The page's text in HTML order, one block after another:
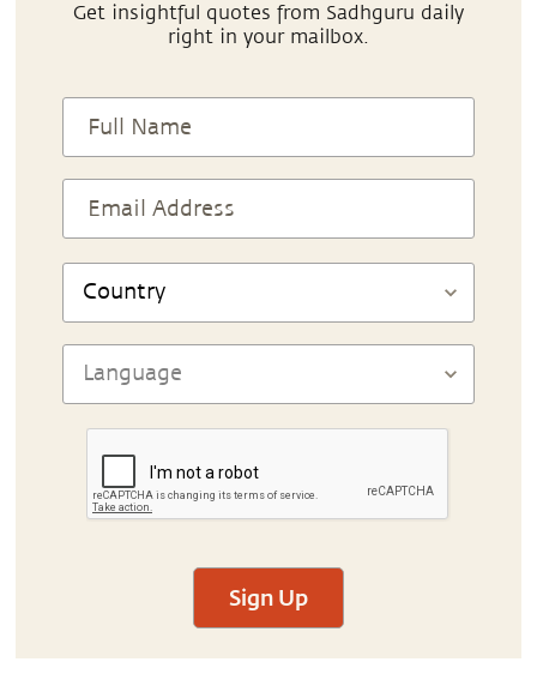
Get insightful quotes from Sadhguru daily
right in your mailbox.
Sign Up